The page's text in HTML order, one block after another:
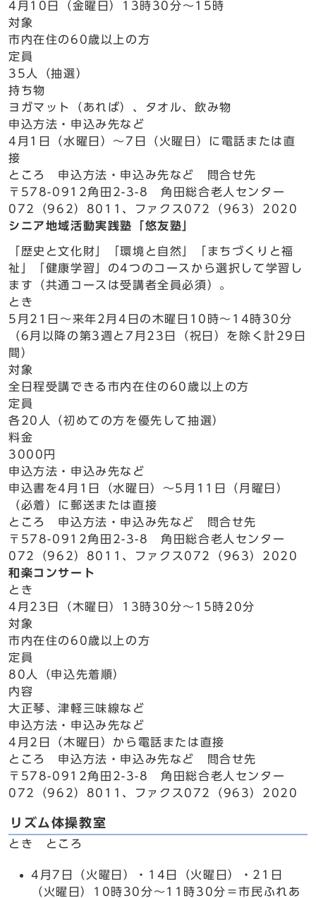
4月10日（金曜日）13時30分～15時
対象
市内在住の60歳以上の方
定員
35人（抽選）
持ち物
ヨガマット（あれば）、タオル、飲み物
申込方法・申込み先など
4月1日（水曜日）～7日（火曜日）に電話または直
接
ところ 申込方法・申込み先など 問合せ先
〒578-0912角田2-3-8 角田総合老人センター
072（962）8011、ファクス072（963）2020
シニア地域活動実践塾「悠友塾」
「歴史と文化財」「環境と自然」「まちづくりと福
祉」「健康学習」の4つのコースから選択して学習し
ます（共通コースは受講者全員必須）。
とき
5月21日～来年2月4日の木曜日10時～14時30分
（6月以降の第3週と7月23日（祝日）を除く計29日
間）
対象
全日程受講できる市内在住の60歳以上の方
定員
各20人（初めての方を優先して抽選）
料金
3000円
申込方法・申込み先など
申込書を4月1日（水曜日）～5月11日（月曜日）
（必着）に郵送または直接
ところ 申込方法・申込み先など 問合せ先
〒578-0912角田2-3-8 角田総合老人センター
072（962）8011、ファクス072（963）2020
和楽コンサート
とき
4月23日（木曜日）13時30分～15時20分
対象
市内在住の60歳以上の方
定員
80人（申込先着順）
内容
大正琴、津軽三味線など
申込方法・申込み先など
4月2日（木曜日）から電話または直接
ところ 申込方法・申込み先など 問合せ先
〒578-0912角田2-3-8 角田総合老人センター
072（962）8011、ファクス072（963）2020
リズム体操教室
とき ところ
4月7日（火曜日）・14日（火曜日）・21日
（火曜日）10時30分～11時30分＝市民ふれあ